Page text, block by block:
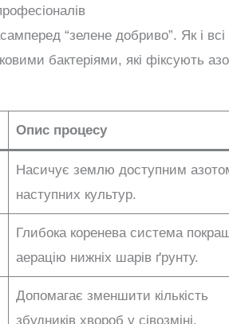
“зелене добриво”. Як і всі
бактеріями, які фіксують
Опис процесу
Насичує землю доступним
наступних культур.
Глибока коренева система
аерацію нижніх шарів ґрунту.
Допомагає зменшити кількість
збудників хвороб у сівозміні.